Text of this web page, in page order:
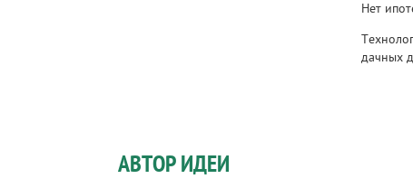
Нет
дачных
АВТОР ИДЕИ